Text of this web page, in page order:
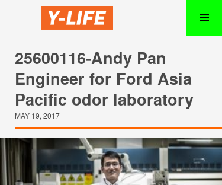
25600116-Andy Pan
Engineer for Ford Asia
Pacific odor laboratory
MAY 19, 2017